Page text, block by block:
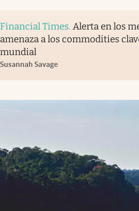
Financial Times. Alerta en los
amenaza a los commodities
mundial
Susannah Savage